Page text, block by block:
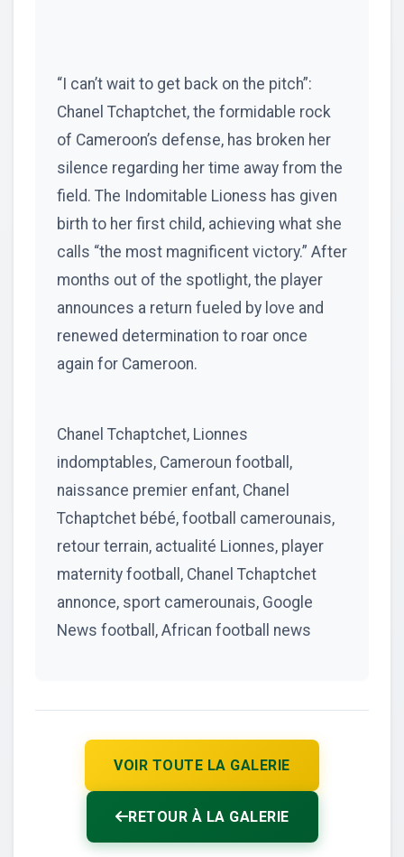
“I can’t wait to get back on the pitch”:
Chanel Tchaptchet, the formidable rock
of Cameroon’s defense, has broken her
silence regarding her time away from the
field. The Indomitable Lioness has given
birth to her first child, achieving what she
calls “the most magnificent victory.” After
months out of the spotlight, the player
announces a return fueled by love and
renewed determination to roar once
again for Cameroon.
Chanel Tchaptchet, Lionnes
indomptables, Cameroun football,
naissance premier enfant, Chanel
Tchaptchet bébé, football camerounais,
retour terrain, actualité Lionnes, player
maternity football, Chanel Tchaptchet
annonce, sport camerounais, Google
News football, African football news
VOIR TOUTE LA GALERIE
RETOUR À LA GALERIE